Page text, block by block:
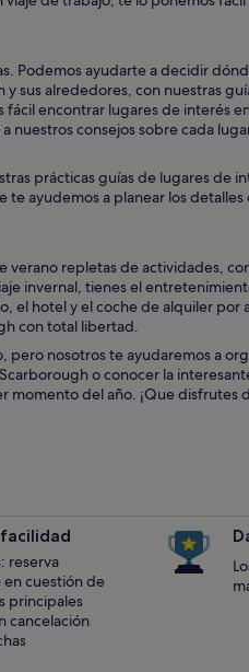
iglesia destacada y una playa con
Podemos ayudarte a decidir
sus alrededores, con nuestras
encontrar lugares de interés
nuestros consejos sobre cada
prácticas guías de lugares de
ayudemos a planear los
verano repletas de actividades,
invernal, tienes el
el hotel y el coche de alquiler
con total libertad.
nosotros te ayudaremos a
o conocer la
momento del año. ¡Que disfrutes
reserva
cuestión de
principales
cancelación